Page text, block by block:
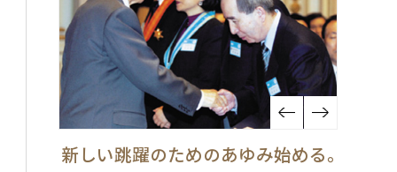
新しい跳躍のためのあゆみ始める。